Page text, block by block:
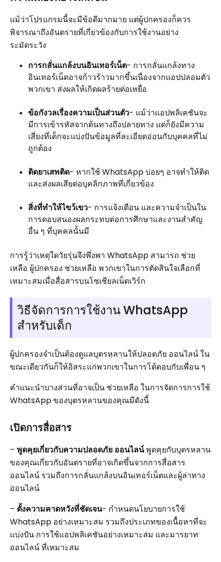
แม้ว่าโปรแกรมนี้จะมีข้อดีมากมาย แต่ผู้ปกครองก็ควร
พิจารณาถึงอันตรายที่เกี่ยวข้องกับการใช้งานอย่าง
ระมัดระวัง
การกลั่นแกล้งบนอินเทอร์เน็ต- การกลั่นแกล้งทาง
อินเทอร์เน็ตอาจก้าวร้าวมากขึ้นเนื่องจากแอปปลอมตัว
พวกเขา ส่งผลให้เกิดผลร้ายต่อเหยื่อ
ข้อกังวลเรื่องความเป็นส่วนตัว- แม้ว่าแอปพลิเคชันจะ
มีการเข้ารหัสจากต้นทางถึงปลายทาง แต่ก็ยังมีความ
เสี่ยงที่เด็กจะแบ่งปันข้อมูลที่ละเอียดอ่อนกับบุคคลที่ไม่
ถูกต้อง
ติดยาเสพติด- หากใช้ WhatsApp บ่อยๆ อาจทำให้ติด
และส่งผลเสียต่อบุคลิกภาพที่เกี่ยวข้อง
สิ่งที่ทำให้ไขว้เขว- การแจ้งเตือน และความจำเป็นใน
การตอบสนองผลกระทบต่อการศึกษาและงานสำคัญ
อื่น ๆ ที่บุคคลนั้นมี
การรู้ว่าเหตุใดวัยรุ่นจึงพึ่งพา WhatsApp สามารถ ช่วย
เหลือ ผู้ปกครอง ช่วยเหลือ พวกเขาในการตัดสินใจเลือกที่
เหมาะสมเมื่อสื่อสารบนโซเชียลเน็ตเวิร์ก
วิธีจัดการการใช้งาน WhatsApp
สำหรับเด็ก
ผู้ปกครองจำเป็นต้องดูแลบุตรหลานให้ปลอดภัย ออนไลน์ ใน
ขณะเดียวกันก็ให้อิสระแก่พวกเขาในการโต้ตอบกับเพื่อน ๆ
คำแนะนำบางส่วนที่อาจเป็น ช่วยเหลือ ในการจัดการการใช้
WhatsApp ของบุตรหลานของคุณมีดังนี้
เปิดการสื่อสาร
– พูดคุยเกี่ยวกับความปลอดภัย ออนไลน์พูดคุยกับบุตรหลาน
ของคุณเกี่ยวกับอันตรายที่อาจเกิดขึ้นจากการสื่อสาร
ออนไลน์ รวมถึงการกลั่นแกล้งบนอินเทอร์เน็ตและผู้ล่าทาง
ออนไลน์
– ตั้งความคาดหวังที่ชัดเจน- กำหนดนโยบายการใช้
WhatsApp อย่างเหมาะสม รวมถึงประเภทของเนื้อหาที่จะ
แบ่งปัน การใช้แอปพลิเคชันอย่างเหมาะสม และมารยาท
ออนไลน์ ที่เหมาะสม